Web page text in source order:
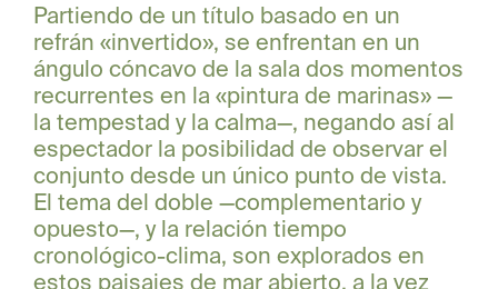
Partiendo de un título basado en un
refrán «invertido», se enfrentan en un
ángulo cóncavo de la sala dos momentos
recurrentes en la «pintura de marinas» —
la tempestad y la calma—, negando así al
espectador la posibilidad de observar el
conjunto desde un único punto de vista.
El tema del doble —complementario y
opuesto—, y la relación tiempo
cronológico-clima, son explorados en
estos paisajes de mar abierto, a la vez